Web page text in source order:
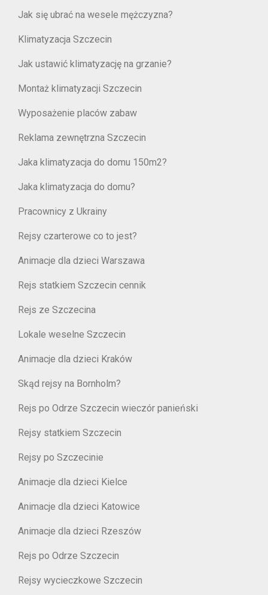
Jak się ubrać na wesele mężczyzna?
Klimatyzacja Szczecin
Jak ustawić klimatyzację na grzanie?
Montaż klimatyzacji Szczecin
Wyposażenie placów zabaw
Reklama zewnętrzna Szczecin
Jaka klimatyzacja do domu 150m2?
Jaka klimatyzacja do domu?
Pracownicy z Ukrainy
Rejsy czarterowe co to jest?
Animacje dla dzieci Warszawa
Rejs statkiem Szczecin cennik
Rejs ze Szczecina
Lokale weselne Szczecin
Animacje dla dzieci Kraków
Skąd rejsy na Bornholm?
Rejs po Odrze Szczecin wieczór panieński
Rejsy statkiem Szczecin
Rejsy po Szczecinie
Animacje dla dzieci Kielce
Animacje dla dzieci Katowice
Animacje dla dzieci Rzeszów
Rejs po Odrze Szczecin
Rejsy wycieczkowe Szczecin